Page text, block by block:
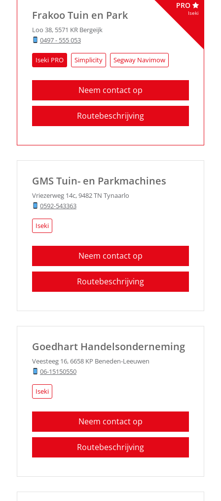
Frakoo Tuin en Park
Loo 38, 5571 KR Bergeijk
0497 - 555 053
Iseki Simplicity Segway Navimow
Neem contact op
Routebeschrijving
PRO
Iseki
GMS Tuin- en Parkmachines
Vriezerweg 14c,9482 TN Tynaarlo
0592-543363
Iseki
Neem contact op
Routebeschrijving
Goedhart Handelsonderneming
Veesteeg 16,6658 KP Beneden-Leeuwen
06-15150550
Iseki
Neem contact op
Routebeschrijving